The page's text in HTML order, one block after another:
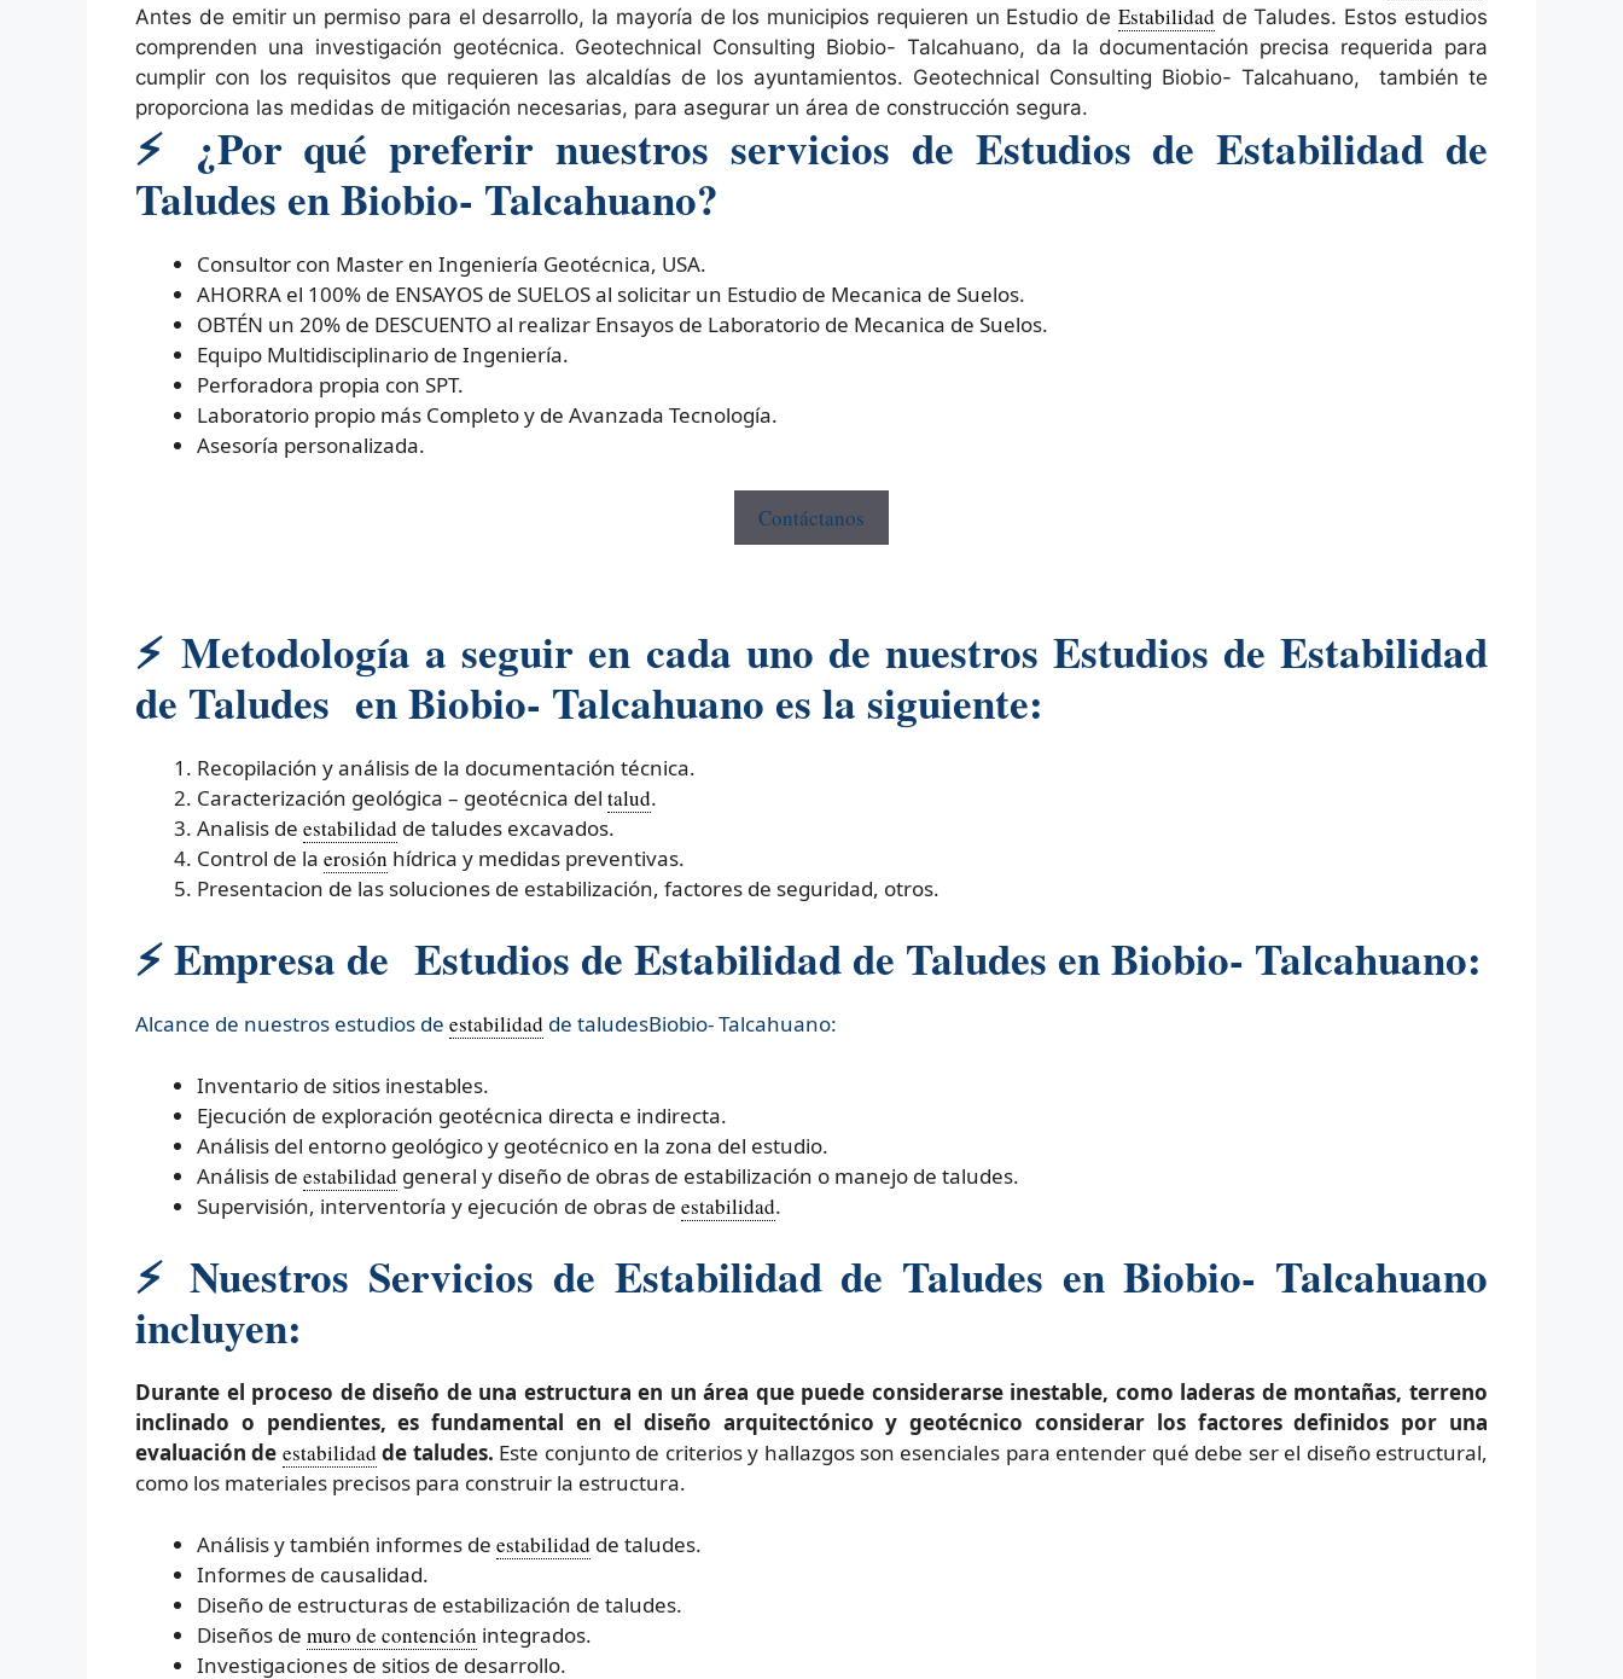
Antes de emitir un permiso para el desarrollo, la mayoría de los municipios requieren un Estudio de Estabilidad de Taludes. Estos estudios
comprenden una investigación geotécnica. Geotechnical Consulting Biobio- Talcahuano, da la documentación precisa requerida para
cumplir con los requisitos que requieren las alcaldías de los ayuntamientos. Geotechnical Consulting Biobio- Talcahuano, también te
proporciona las medidas de mitigación necesarias, para asegurar un área de construcción segura.
⚡ ¿Por qué preferir nuestros servicios de Estudios de Estabilidad de
Taludes en Biobio- Talcahuano?
Consultor con Master en Ingeniería Geotécnica, USA.
AHORRA el 100% de ENSAYOS de SUELOS al solicitar un Estudio de Mecanica de Suelos.
OBTÉN un 20% de DESCUENTO al realizar Ensayos de Laboratorio de Mecanica de Suelos.
Equipo Multidisciplinario de Ingeniería.
Perforadora propia con SPT.
Laboratorio propio más Completo y de Avanzada Tecnología.
Asesoría personalizada.
Contáctanos
⚡ Metodología a seguir en cada uno de nuestros Estudios de Estabilidad
de Taludes en Biobio- Talcahuano es la siguiente:
Recopilación y análisis de la documentación técnica.
Caracterización geológica – geotécnica del talud.
Analisis de estabilidad de taludes excavados.
Control de la erosión hídrica y medidas preventivas.
Presentacion de las soluciones de estabilización, factores de seguridad, otros.
⚡ Empresa de Estudios de Estabilidad de Taludes en Biobio- Talcahuano:
Alcance de nuestros estudios de estabilidad de taludesBiobio- Talcahuano:​
Inventario de sitios inestables.
Ejecución de exploración geotécnica directa e indirecta.
Análisis del entorno geológico y geotécnico en la zona del estudio.
Análisis de estabilidad general y diseño de obras de estabilización o manejo de taludes.
Supervisión, interventoría y ejecución de obras de estabilidad.
⚡ Nuestros Servicios de Estabilidad de Taludes en Biobio- Talcahuano
incluyen:
Durante el proceso de diseño de una estructura en un área que puede considerarse inestable, como laderas de montañas, terreno
inclinado o pendientes, es fundamental en el diseño arquitectónico y geotécnico considerar los factores definidos por una
evaluación de estabilidad de taludes. Este conjunto de criterios y hallazgos son esenciales para entender qué debe ser el diseño estructural,
como los materiales precisos para construir la estructura.
Análisis y también informes de estabilidad de taludes.
Informes de causalidad.
Diseño de estructuras de estabilización de taludes.
Diseños de muro de contención integrados.
Investigaciones de sitios de desarrollo.